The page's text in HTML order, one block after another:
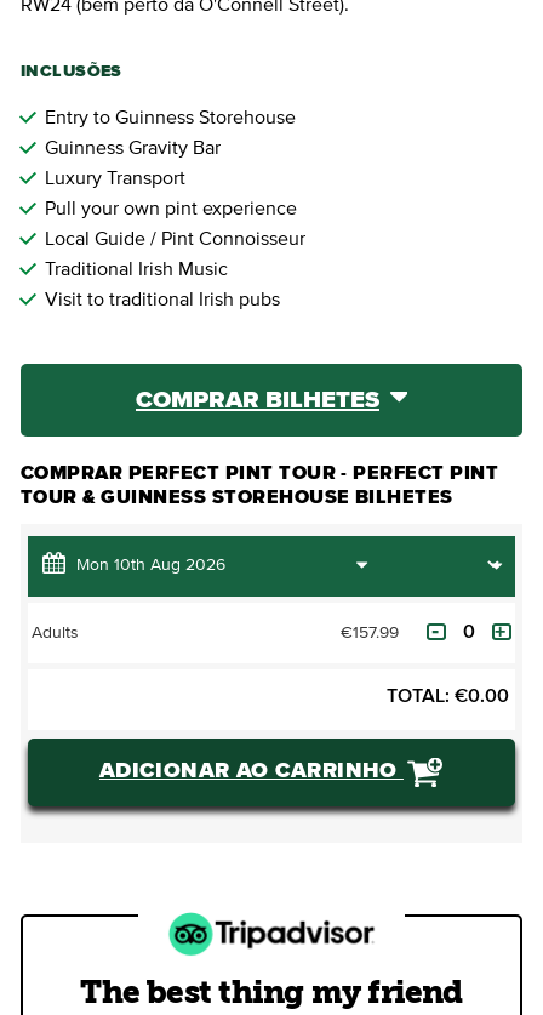
RW24 (bem perto da O'Connell Street).
INCLUSÕES
Entry to Guinness Storehouse
Guinness Gravity Bar
Luxury Transport
Pull your own pint experience
Local Guide / Pint Connoisseur
Traditional Irish Music
Visit to traditional Irish pubs
COMPRAR BILHETES
COMPRAR PERFECT PINT TOUR - PERFECT PINT
TOUR & GUINNESS STOREHOUSE BILHETES
Adults €157.99
TOTAL: €0.00
ADICIONAR AO CARRINHO
The best thing my friend